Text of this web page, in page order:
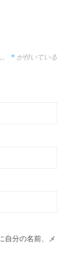
* が付いている
自分の名前、メ